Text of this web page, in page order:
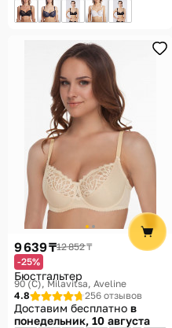
9 639 ₸12 852 ₸
-25%
Бюстгальтер
90 (C) Milavitsa, Aveline
4.8
256 отзывов
Доставим бесплатно в
понедельник, 10 августа